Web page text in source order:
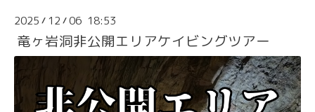
2025 / 12 /06 18:53
竜ヶ岩洞非公開エリアケイビングツアー